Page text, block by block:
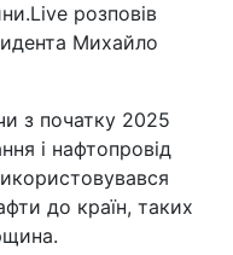
розповів
Михайло
з початку 2025
і нафтопровід
до країн, таких